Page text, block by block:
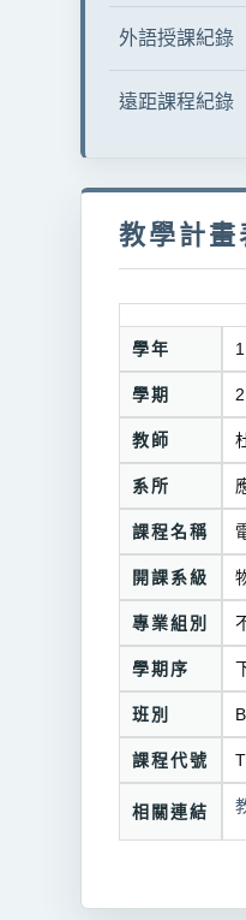
外語授課紀錄
遠距課程紀錄
教學計畫
學年
學期 2
教師
系所
課程名稱
開課系級
專業組別
學期序
班別 B
課程代號
相關連結